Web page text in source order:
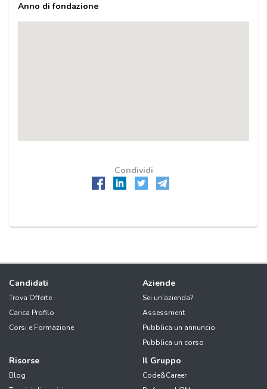
Anno di fondazione
Condividi
Candidati
Trova Offerte
Carica Profilo
Corsi e Formazione
Aziende
Sei un'azienda?
Assessment
Pubblica un annuncio
Pubblica un corso
Risorse
Blog
Il Gruppo
Code&Career